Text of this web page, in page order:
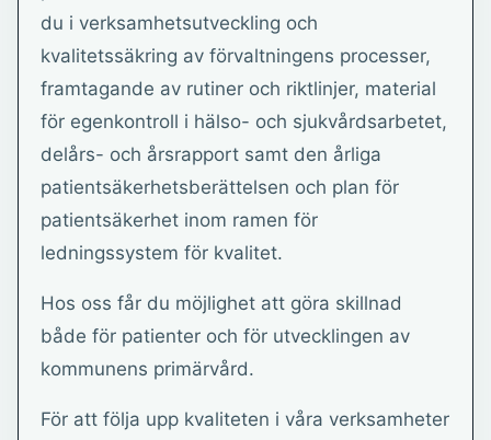
du i verksamhetsutveckling och
kvalitetssäkring av förvaltningens processer,
framtagande av rutiner och riktlinjer, material
för egenkontroll i hälso- och sjukvårdsarbetet,
delårs- och årsrapport samt den årliga
patientsäkerhetsberättelsen och plan för
patientsäkerhet inom ramen för
ledningssystem för kvalitet.
Hos oss får du möjlighet att göra skillnad
både för patienter och för utvecklingen av
kommunens primärvård.
För att följa upp kvaliteten i våra verksamheter